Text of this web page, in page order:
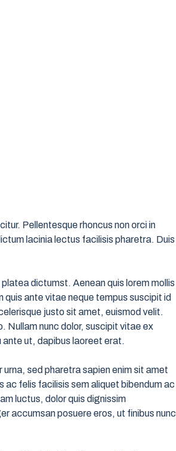
Pellentesque rhoncus non orci in
lacinia lectus facilisis pharetra. Duis
dictumst. Aenean quis lorem mollis
ante vitae neque tempus suscipit id
justo sit amet, euismod velit.
Nullam nunc dolor, suscipit vitae ex
ante ut, dapibus laoreet erat.
sed pharetra sapien enim sit amet
ac felis facilisis sem aliquet bibendum ac
luctus, dolor quis dignissim
accumsan posuere eros, ut finibus nunc